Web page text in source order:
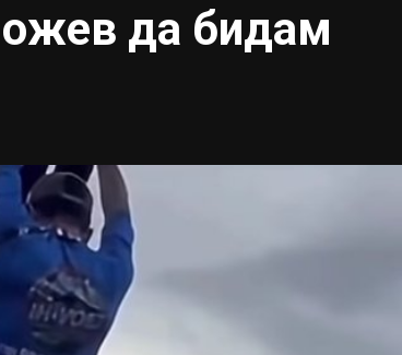
да бидам